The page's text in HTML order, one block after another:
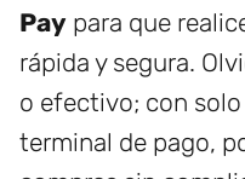
Pay para que
rápida y segura.
o efectivo; con
terminal de pago,